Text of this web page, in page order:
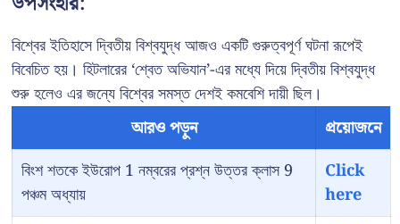
বিশ্বের ইতিহাসে দ্বিতীয় বিশ্বযুদ্ধ আজও একটি গুরুত্বপূর্ণ ঘটনা রূপেই
বিবেচিত হয়। হিটলারের ‘শ্বেত অভিযান’-এর মধ্যে দিয়ে দ্বিতীয় বিশ্বযুদ্ধ
শুরু হলেও এর জন্যে বিশ্বের সমস্ত দেশই কমবেশি দায়ী ছিল।
আরও পড়ুন
প্রয়োজনে
বিংশ শতকে ইউরোপ 1 নম্বরের প্রশ্ন উত্তর ক্লাস 9
পঞ্চম অধ্যায়
Click
here